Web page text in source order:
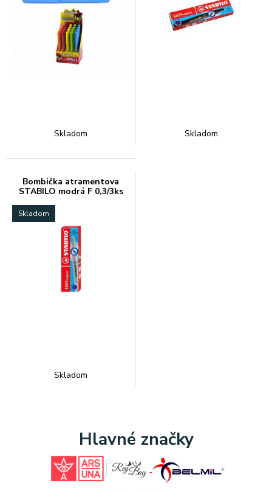
Skladom Skladom
Bombička atramentova
STABILO modrá F 0,3/3ks
Skladom
Skladom
Hlavné značky